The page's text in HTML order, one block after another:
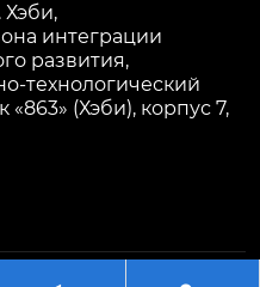
Хэби,
интеграции
развития,
технологический
(Хэби), корпус 7,